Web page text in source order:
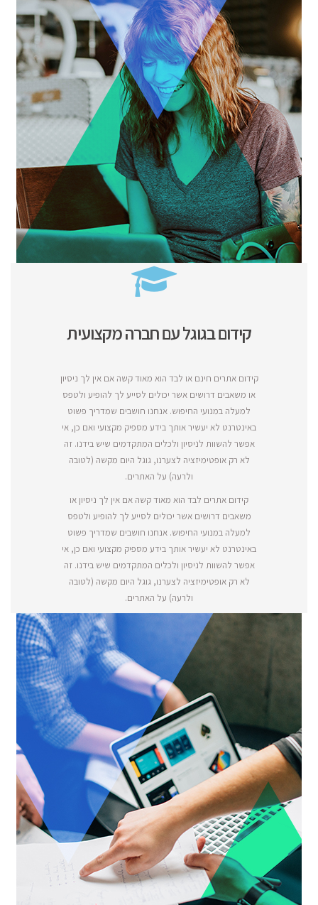
קידום בגוגל עם חברה מקצועית
קידום אתרים חינם או לבד הוא מאוד קשה אם אין לך ניסיון
או משאבים דרושים אשר יכולים לסייע לך להופיע ולטפס
למעלה במנועי החיפוש. אנחנו חושבים שמדריך פשוט
באינטרנט לא יעשיר אותך בידע מספיק מקצועי ואם כן, אי
אפשר להשוות לניסיון ולכלים המתקדמים שיש בידנו. זה
לא רק אופטימיזציה לצערנו, גוגל היום מקשה (לטובה
ולרעה) על האתרים.
קידום אתרים לבד הוא מאוד קשה אם אין לך ניסיון או
משאבים דרושים אשר יכולים לסייע לך להופיע ולטפס
למעלה במנועי החיפוש. אנחנו חושבים שמדריך פשוט
באינטרנט לא יעשיר אותך בידע מספיק מקצועי ואם כן, אי
אפשר להשוות לניסיון ולכלים המתקדמים שיש בידנו. זה
לא רק אופטימיזציה לצערנו, גוגל היום מקשה (לטובה
ולרעה) על האתרים.